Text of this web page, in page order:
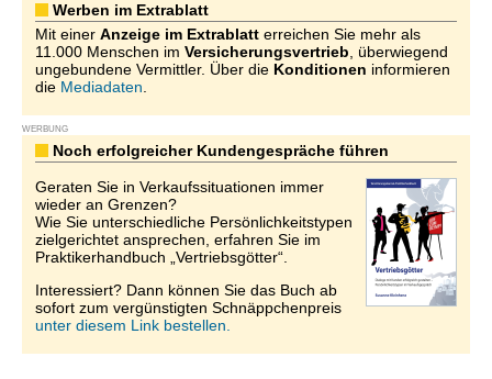
Werben im Extrablatt
Mit einer Anzeige im Extrablatt erreichen Sie mehr als
11.000 Menschen im Versicherungsvertrieb , überwiegend
ungebundene Vermittler. Über die Konditionen informieren
die Mediadaten
WERBUNG
Noch erfolgreicher Kundengespräche führen
Geraten Sie in Verkaufssituationen immer
wieder an Grenzen?
Wie Sie unterschiedliche Persönlichkeitstypen
zielgerichtet ansprechen, erfahren Sie im
Praktikerhandbuch „Vertriebsgötter“.
Interessiert? Dann können Sie das Buch ab
sofort zum vergünstigten Schnäppchenpreis
unter diesem Link bestellen.